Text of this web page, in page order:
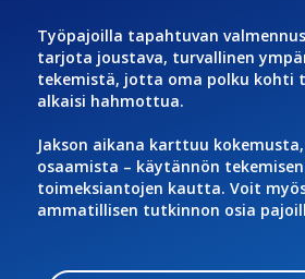
Työpajoilla tapahtuvan
tarjota joustava, turvallinen
tekemistä, jotta oma polku kohti
alkaisi hahmottua.
Jakson aikana karttuu
osaamista – käytännön
toimeksiantojen kautta. Voit
ammatillisen tutkinnon osia